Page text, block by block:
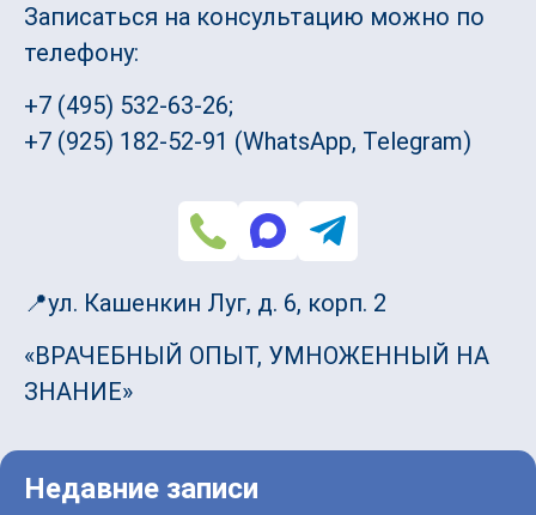
Записаться на консультацию можно по
телефону:
+7 (495) 532-63-26;
+7 (925) 182-52-91 (WhatsApp, Telegram)
📍ул. Кашенкин Луг, д. 6, корп. 2
«ВРАЧЕБНЫЙ ОПЫТ, УМНОЖЕННЫЙ НА
ЗНАНИЕ»
Недавние записи